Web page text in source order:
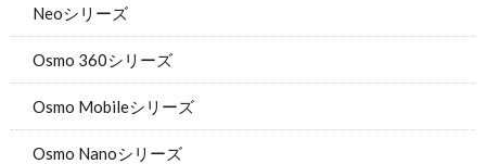
Neoシリーズ
Osmo 360シリーズ
Osmo Mobileシリーズ
Osmo Nanoシリーズ